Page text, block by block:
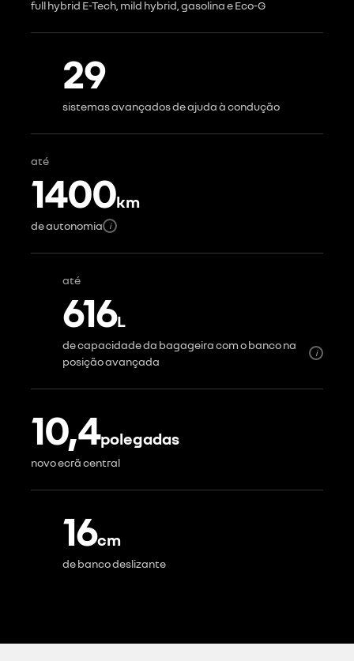
full hybrid E-Tech, mild hybrid, gasolina e Eco-G
29
sistemas avançados de ajuda à condução
até
1400km
de autonomia i
até
616L
de capacidade da bagageira com o banco na
posição avançada
i
10,4polegadas
novo ecrã central
16cm
de banco deslizante